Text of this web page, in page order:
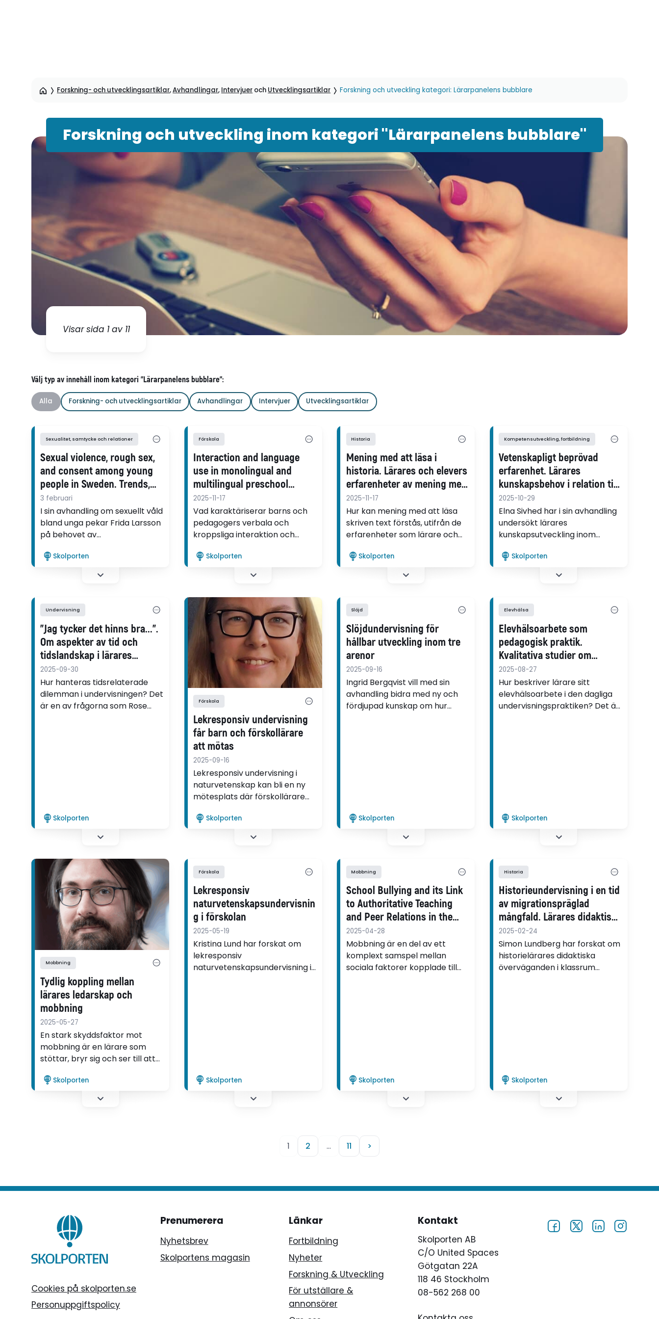
Forskning- och utvecklingsartiklar,Avhandlingar, Intervjuer och Utvecklingsartiklar Forskning och utveckling kategori: Lärarpanelens bubblare
Forskning och utveckling inom kategori "Lärarpanelens bubblare"
Visar sida 1 av 11
Välj typ av innehåll inom kategori "Lärarpanelens bubblare":
Alla Forskning- och utvecklingsartiklar Avhandlingar Intervjuer Utvecklingsartiklar
Sexualitet, samtycke och relationer
Sexual violence, rough sex,
and consent among young
people in Sweden. Trends,
experiences, and gender
norms
3 februari
I sin avhandling om sexuellt våld
bland unga pekar Frida Larsson
på behovet av
kampanjer som betonar
färdighetsbaserade strategier
Skolporten
Förskola
Interaction and language
use in monolingual and
multilingual preschool
language environments
2025-11-17
Vad karaktäriserar barns och
pedagogers verbala och
kroppsliga interaktion och
med enspråkiga och
flerspråkiga barn? Det är en av
Skolporten
Historia
Mening med att läsa i
historia. Lärares och elevers
erfarenheter av mening med
att läsa skriven text i
historieämnet i gymnasiet
utifrån läs-ämnesförståelser
2025-11-17
Hur kan mening med att läsa
skriven text förstås, utifrån de
erfarenheter som lärare och
beskriver? Det är en av
frågorna som Karen Stormats
Skolporten
Kompetensutveckling, fortbildning
Vetenskapligt beprövad
erfarenhet. Lärares
kunskapsbehov i relation till
ULF-initiativet
2025-10-29
Elna Sivhed har i sin avhandling
undersökt lärares
kunskapsutveckling inom
Utbildning, Lärande och
Forskning (ULF) i samverkan
Skolporten
Undervisning
"Jag tycker det hinns bra...”.
Om aspekter av tid och
tidslandskap i lärares
undervisning
2025-09-30
Hur hanteras tidsrelaterade
dilemman i undervisningen? Det
är en av frågorna som Rose
Skolporten
Förskola
Lekresponsiv undervisning
får barn och förskollärare
att mötas
2025-09-16
Lekresponsiv undervisning i
naturvetenskap kan bli en ny
mötesplats där förskollärare
saker: barnen står för leken,
medan förskollärare kan
avhandling.
Skolporten
Slöjd
Slöjdundervisning för
hållbar utveckling inom tre
arenor
2025-09-16
Ingrid Bergqvist vill med sin
avhandling bidra med ny och
fördjupad kunskap om hur
Skolporten
Elevhälsa
Elevhälsoarbete som
pedagogisk praktik.
Kvalitativa studier om
lärares arbete med elevers
hälsa i gymnasieskolan
2025-08-27
Hur beskriver lärare sitt
elevhälsoarbete i den dagliga
undervisningspraktiken? Det är
Skolporten
Mobbning
Tydlig koppling mellan
lärares ledarskap och
mobbning
2025-05-27
En stark skyddsfaktor mot
mobbning är en lärare som
stöttar, bryr sig och ser till att
klassrummet. Det visar Björn
Kloos forskning.
Skolporten
Förskola
Lekresponsiv
naturvetenskapsundervisnin
g i förskolan
2025-05-19
Kristina Lund har forskat om
lekresponsiv
naturvetenskapsundervisning i
Skolporten
Mobbning
School Bullying and its Link
to Authoritative Teaching
and Peer Relations in the
Classroom
2025-04-28
Mobbning är en del av ett
komplext samspel mellan
sociala faktorer kopplade till
Skolporten
Historia
Historieundervisning i en tid
av migrationspräglad
mångfald. Lärares didaktiska
överväganden
2025-02-24
Simon Lundberg har forskat om
historielärares didaktiska
överväganden i klassrum
Skolporten
1 2 … 11 >
Cookies på skolporten.se
Personuppgiftspolicy
Prenumerera
Nyhetsbrev
Skolportens magasin
Länkar
Fortbildning
Nyheter
Forskning & Utveckling
För utställare &
annonsörer
Kontakt
Skolporten AB
C/O United Spaces
Götgatan 22A
118 46 Stockholm
08-562 268 00